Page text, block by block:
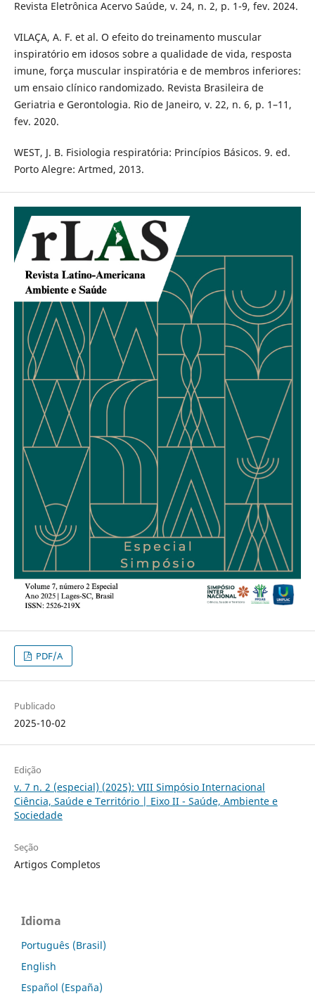
Revista Eletrônica Acervo Saúde, v. 24, n. 2, p. 1-9, fev. 2024.
VILAÇA, A. F. et al. O efeito do treinamento muscular
inspiratório em idosos sobre a qualidade de vida, resposta
imune, força muscular inspiratória e de membros inferiores:
um ensaio clínico randomizado. Revista Brasileira de
Geriatria e Gerontologia. Rio de Janeiro, v. 22, n. 6, p. 1–11,
fev. 2020.
WEST, J. B. Fisiologia respiratória: Princípios Básicos. 9. ed.
Porto Alegre: Artmed, 2013.
PDF/A
Publicado
2025-10-02
Edição
v. 7 n. 2 (especial) (2025): VIII Simpósio Internacional
Ciência, Saúde e Território | Eixo II - Saúde, Ambiente e
Sociedade
Seção
Artigos Completos
Idioma
Português (Brasil)
English
Español (España)